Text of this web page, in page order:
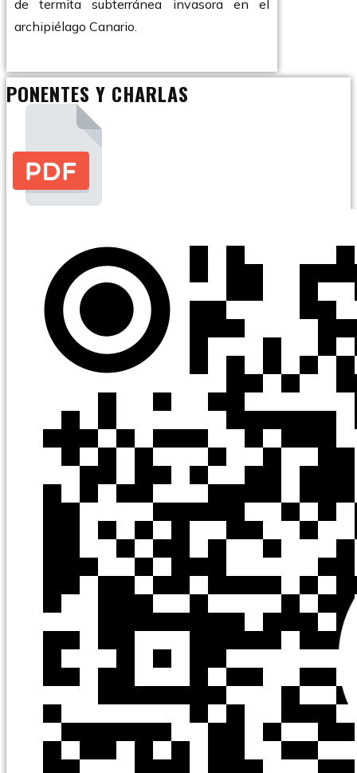
de termita subterránea invasora en el
archipiélago Canario.
PONENTES Y CHARLAS